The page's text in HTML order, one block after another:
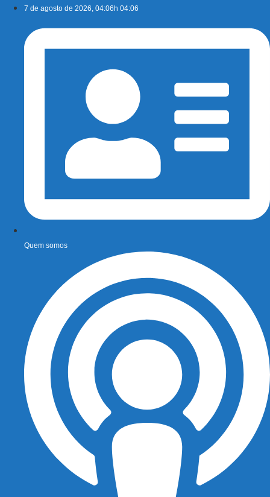
conteúdo
7 de agosto de 2026, 04:06h 04:06
Quem somos